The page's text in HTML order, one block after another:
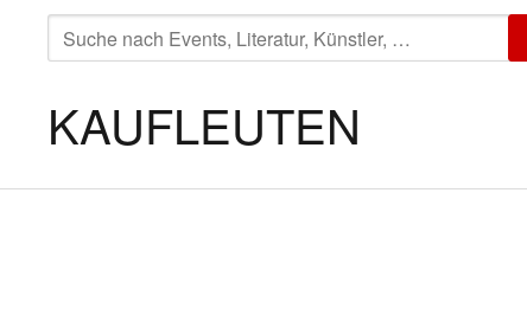
SUCHE
NACH:
KAUFLEUTEN